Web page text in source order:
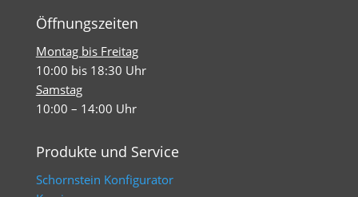
Öffnungszeiten
Montag bis Freitag
10:00 bis 18:30 Uhr
Samstag
10:00 – 14:00 Uhr
Produkte und Service
Schornstein Konfigurator